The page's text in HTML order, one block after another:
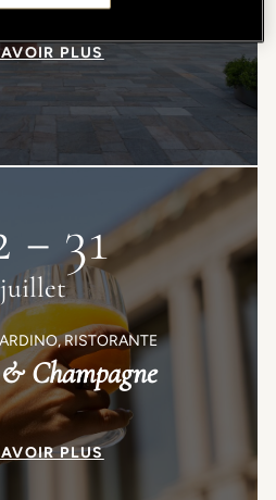
PLUS
− 31
juillet
RISTORANTE
Champagne
PLUS